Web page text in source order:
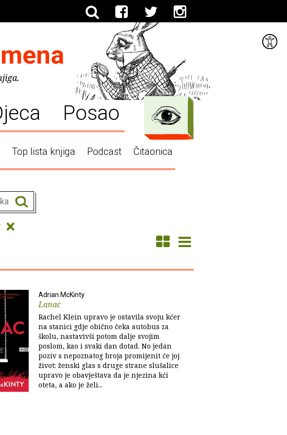
Posao
Top lista knjiga Podcast Čitaonica
×
Adrian McKinty
Lanac
Rachel Klein upravo je ostavila svoju kćer
na stanici gdje obično čeka autobus za
školu, nastavivši potom dalje svojim
poslom, kao i svaki dan dotad. No jedan
poziv s nepoznatog broja promijenit će joj
život: ženski glas s druge strane slušalice
upravo je obavještava da je njezina kći
oteta, a ako je želi...